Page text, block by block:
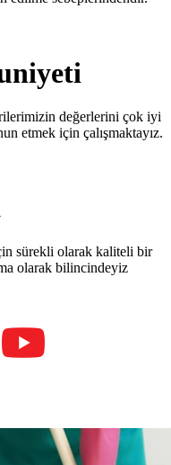
değerlerini çok iyi
etmek için çalışmaktayız.
sürekli olarak kaliteli bir
olarak bilincindeyiz